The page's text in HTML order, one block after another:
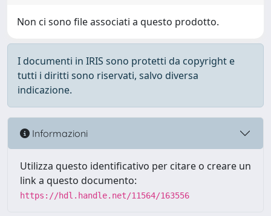
Non ci sono file associati a questo prodotto.
I documenti in IRIS sono protetti da copyright e
tutti i diritti sono riservati, salvo diversa
indicazione.
Informazioni
Utilizza questo identificativo per citare o creare un
link a questo documento:
https://hdl.handle.net/11564/163556